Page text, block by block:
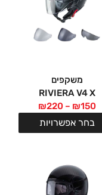
משקפים
RIVIERA V4 X
₪150
–
₪220
בחר אפשרויות